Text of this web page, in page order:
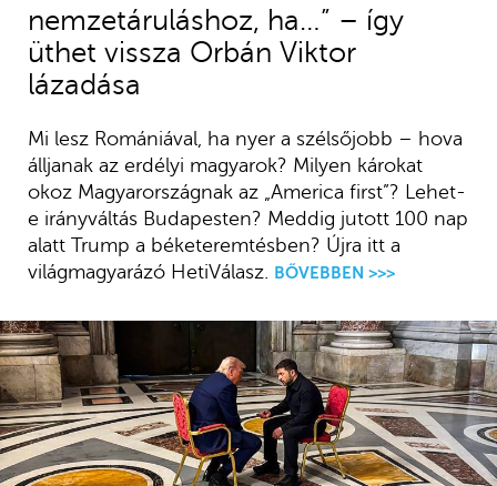
nemzetáruláshoz, ha…” – így
üthet vissza Orbán Viktor
lázadása
Mi lesz Romániával, ha nyer a szélsőjobb – hova
álljanak az erdélyi magyarok? Milyen károkat
okoz Magyarországnak az „America first”? Lehet-
e irányváltás Budapesten? Meddig jutott 100 nap
alatt Trump a béketeremtésben? Újra itt a
világmagyarázó HetiVálasz. BŐVEBBEN >>>